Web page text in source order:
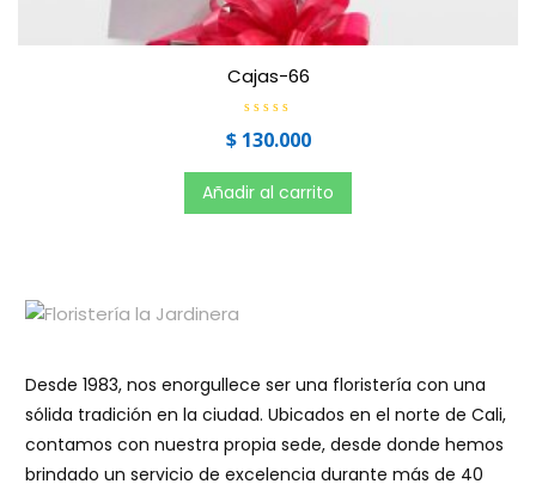
Cajas-66
V
a
o
r
a
d
$130.000
Añadir al carrito
Desde 1983, nos enorgullece ser una floristería con una
sólida tradición en la ciudad. Ubicados en el norte de Cali,
contamos con nuestra propia sede, desde donde hemos
brindado un servicio de excelencia durante más de 40